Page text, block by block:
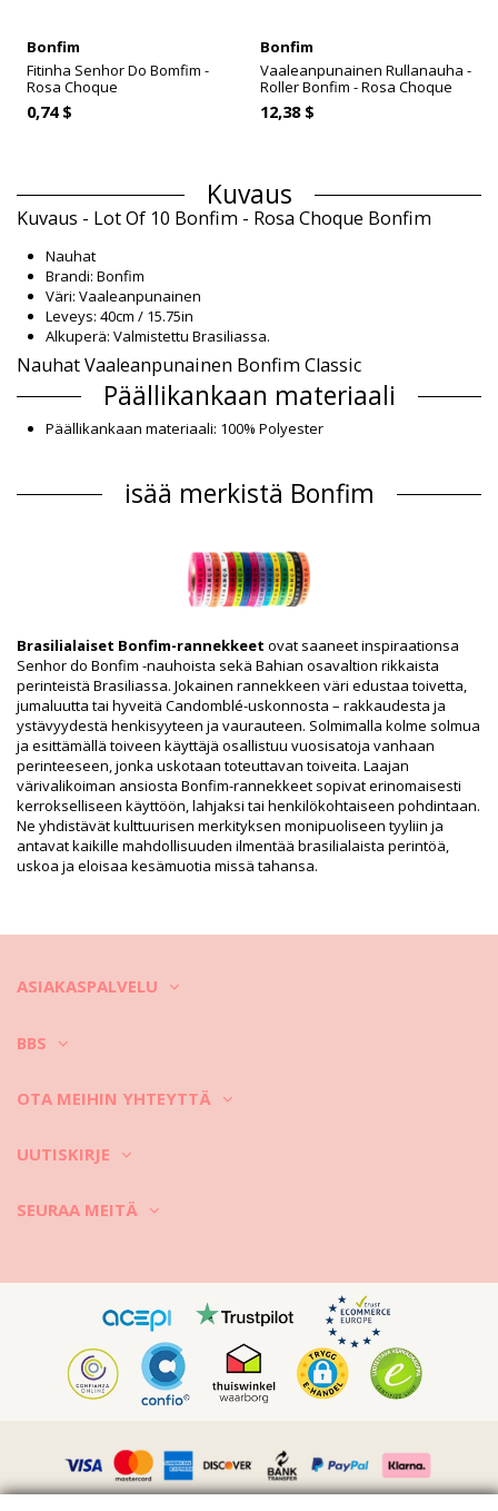
Bonfim
Fitinha Senhor Do Bomfim -
Rosa Choque
0,74 $
Bonfim
Vaaleanpunainen Rullanauha -
Roller Bonfim - Rosa Choque
12,38 $
Kuvaus
Kuvaus - Lot Of 10 Bonfim - Rosa Choque Bonfim
Nauhat
Brandi: Bonfim
Väri: Vaaleanpunainen
Leveys: 40cm / 15.75in
Alkuperä: Valmistettu Brasiliassa.
Nauhat Vaaleanpunainen Bonfim Classic
Päällikankaan materiaali
Päällikankaan materiaali: 100% Polyester
Osasto: Unisex, Nauhat
HS CODE: 5806.32.1070
EAN: Koko uniikki (7899818109882)
Toimittajan viite: LOT OF H-15-PINK
Retusoituja kuvia
Pesu- ja hoito-ohjeet
Hoito-ohjeet: Bonfim Lot Of 10 Bonfim - Rosa Choque
Miten voit hoitaa korujasi kesällä?
1) Ennen uimaan menemistä ota koru pois ja aseta se erityiseen
rasiaan.
2) Voiteet, aurinkosuojatuotteet, vartaloöljyt tai jopa suihkugeelit
voivat aiheuttaa korujesi haalistumisen.
tuotteiden jämät.
Soita video Nauhat Lot Of 10 Bonfim - Rosa Choque
Vimeo ID: 315847482
isää merkistä Bonfim
Brasilialaiset Bonfim-rannekkeet ovat saaneet inspiraationsa
Senhor do Bonfim -nauhoista sekä Bahian osavaltion rikkaista
perinteistä Brasiliassa. Jokainen rannekkeen väri edustaa toivetta,
jumaluutta tai hyveitä Candomblé-uskonnosta – rakkaudesta ja
ystävyydestä henkisyyteen ja vaurauteen. Solmimalla kolme solmua
ja esittämällä toiveen käyttäjä osallistuu vuosisatoja vanhaan
perinteeseen, jonka uskotaan toteuttavan toiveita. Laajan
värivalikoiman ansiosta Bonfim-rannekkeet sopivat erinomaisesti
kerrokselliseen käyttöön, lahjaksi tai henkilökohtaiseen pohdintaan.
Ne yhdistävät kulttuurisen merkityksen monipuoliseen tyyliin ja
antavat kaikille mahdollisuuden ilmentää brasilialaista perintöä,
uskoa ja eloisaa kesämuotia missä tahansa.
ASIAKASPALVELU
BBS
OTA MEIHIN YHTEYTTÄ
UUTISKIRJE
SEURAA MEITÄ